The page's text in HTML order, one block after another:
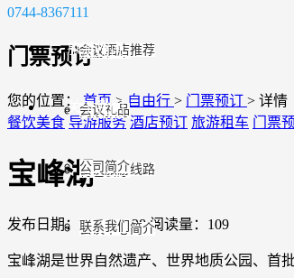
旅游租车
门票预订
特色餐厅
会议酒店推荐
会议礼品
会议旅游线路
会议中心简介
旅游指南
关于我们
公司简介
联系我们
0744-8367111
门票预订
您的位置： 首页 > 自由行 > 门票预订 > 详情
餐饮美食 导游服务 酒店预订 旅游租车 门票
宝峰湖
发布日期：2024-12-28 阅读量：109
宝峰湖是世界自然遗产、世界地质公园、首